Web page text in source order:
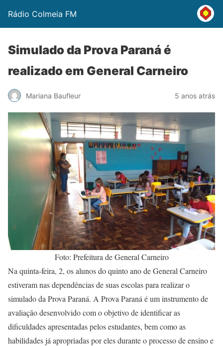
Rádio Colmeia FM
Simulado da Prova Paraná é
realizado em General Carneiro
Mariana Baufleur 5 anos atrás
Foto: Prefeitura de General Carneiro
Na quinta-feira, 2, os alunos do quinto ano de General Carneiro
estiveram nas dependências de suas escolas para realizar o
simulado da Prova Paraná. A Prova Paraná é um instrumento de
avaliação desenvolvido com o objetivo de identificar as
dificuldades apresentadas pelos estudantes, bem como as
habilidades já apropriadas por eles durante o processo de ensino e